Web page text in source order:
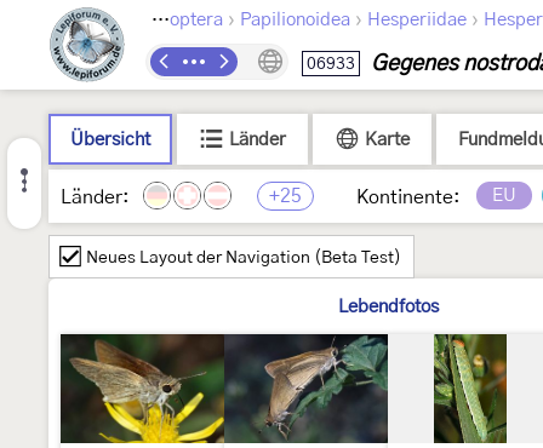
Lepidoptera › Papilionoidea › Hesperiidae ›
06933 Gegenes
Übersicht Länder Karte
Länder: +25 Kontinente: EU
Neues Layout der Navigation (Beta Test)
Lebendfotos